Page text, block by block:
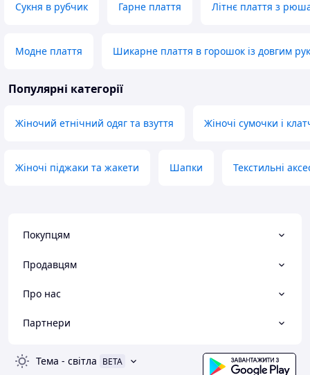
Сукня в рубчик Гарне плаття Літнє плаття з
Модне плаття Шикарне плаття в горошок із довгим
Популярні категорії
Жіночий етнічний одяг та взуття Жіночі сумочки і
Жіночі піджаки та жакети Шапки Текстильні
Покупцям
Продавцям
Про нас
Партнери
Тема - світла BETA